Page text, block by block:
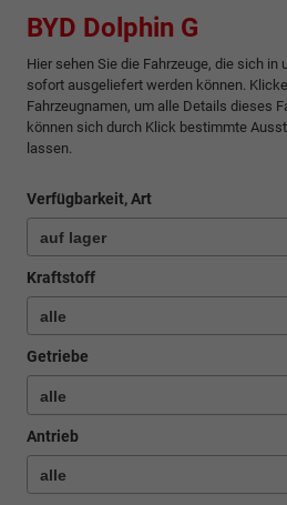
BYD Dolphin G
Hier sehen Sie die Fahrzeuge, die sich in
sofort ausgeliefert werden können.
Fahrzeugnamen, um alle Details dieses
können sich durch Klick bestimmte
lassen.
Verfügbarkeit, Art
Kraftstoff
Getriebe
Antrieb